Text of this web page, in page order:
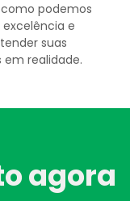
podemos
e
suas
em realidade.
agora